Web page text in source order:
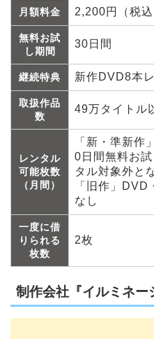
月額料金 2,200円（税込
無料お試
し期間
30日間
継続特典 新作DVD8本
取扱作品
数
49万タイトル
レンタル
可能枚数
（月間）
「新・準新
0日間無料お
タル対象外と
「旧作」
なし
一度に借
りられる
枚数
2枚
制作会社『イルミネー